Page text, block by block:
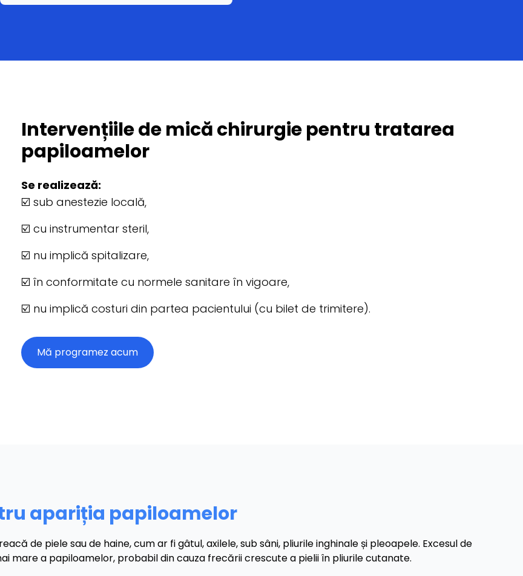
Intervențiile de mică chirurgie pentru tratarea
papiloamelor
Se realizează:
☑️ sub anestezie locală,
☑️ cu instrumentar steril,
☑️ nu implică spitalizare,
☑️ în conformitate cu normele sanitare în vigoare,
☑️ nu implică costuri din partea pacientului (cu bilet de trimitere).
Mă programez acum
apariția papiloamelor
de piele sau de haine, cum ar fi gâtul, axilele, sub sâni, pliurile inghinale și pleoapele. Excesul de
mare a papiloamelor, probabil din cauza frecării crescute a pielii în pliurile cutanate.